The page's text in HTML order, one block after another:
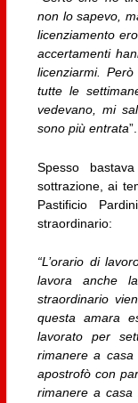
non lo sapevo,
licenziamento
accertamenti
licenziarmi.
tutte le
vedevano, mi
sono più entrata
Spesso
sottrazione, ai
Pastificio
straordinario:
“L’orario di
lavora anche
straordinario
questa amara
lavorato per
rimanere a
apostrofò con
rimanere a